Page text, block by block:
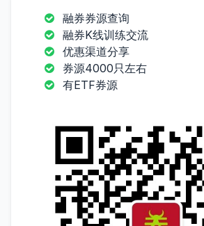
融券券源查询
融券K线训练交流
优惠渠道分享
券源4000只左右
有ETF券源